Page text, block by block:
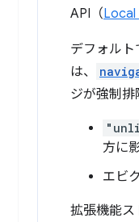
API（
デフォル
は、
ジが強制
方に
エビ
拡張機能